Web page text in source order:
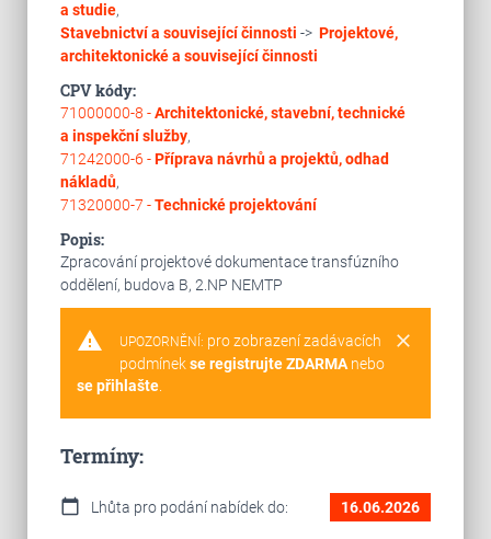
a studie,
Stavebnictví a související činnosti -> Projektové,
architektonické a související činnosti
CPV kódy:
71000000-8 -Architektonické, stavební, technické
a inspekční služby,
71242000-6 -Příprava návrhů a projektů, odhad
nákladů,
71320000-7 -Technické projektování
Popis:
Zpracování projektové dokumentace transfúzního
oddělení, budova B, 2.NP NEMTP
warning clear
UPOZORNĚNÍ: pro zobrazení zadávacích
podmínekse registrujte ZDARMAnebo
se přihlašte.
Termíny:
calendar_today Lhůta pro podání nabídek do: 16.06.2026